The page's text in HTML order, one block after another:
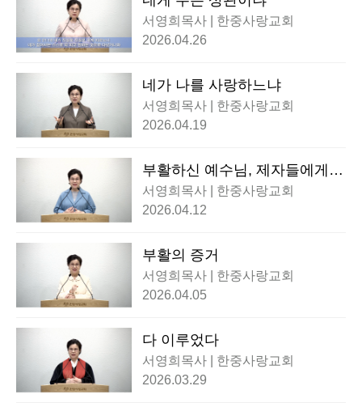
서영희목사 | 한중사랑교회
2026.04.26
네가 나를 사랑하느냐
서영희목사 | 한중사랑교회
2026.04.19
부활하신 예수님, 제자들에게
나타나시다
서영희목사 | 한중사랑교회
2026.04.12
부활의 증거
서영희목사 | 한중사랑교회
2026.04.05
다 이루었다
서영희목사 | 한중사랑교회
2026.03.29